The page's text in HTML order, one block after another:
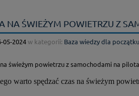
NA ŚWIEŻYM POWIETRZU Z
05-2024w kategorii: Baza wiedzy dla
warto spędzać czas na świeżym